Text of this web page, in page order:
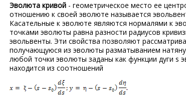
Эволюта кривой - геометрическое место ее
отношению к своей эволюте называется
Касательные к эволюте являются нормалями к
точками эволюты равна разности радиусов
эвольвенты. Эти свойства позволяют
получающуюся из эволюты разматыванием
любой точки эволюты заданы как функции дуги s
находится из соотношений